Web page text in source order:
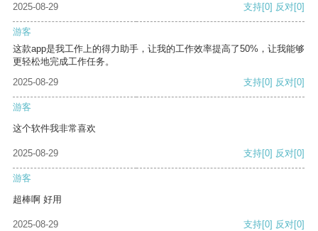
2025-08-29
支持[0] 反对[0]
游客
这款app是我工作上的得力助手，让我的工作效率提高了50%，让我能够
更轻松地完成工作任务。
2025-08-29
支持[0] 反对[0]
游客
这个软件我非常喜欢
2025-08-29 支持[0] 反对[0]
游客
超棒啊 好用
2025-08-29 支持[0] 反对[0]